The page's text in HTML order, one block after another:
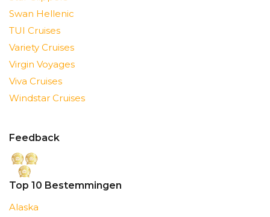
Swan Hellenic
TUI Cruises
Variety Cruises
Virgin Voyages
Viva Cruises
Windstar Cruises
Feedback
Top 10 Bestemmingen
Alaska